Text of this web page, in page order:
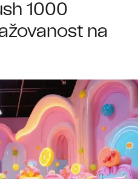
1000
na